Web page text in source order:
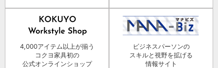
4,000アイテム以上が揃う
コクヨ家具初の
公式オンラインショップ
ビジネスパーソンの
スキルと視野を拡げる
情報サイト